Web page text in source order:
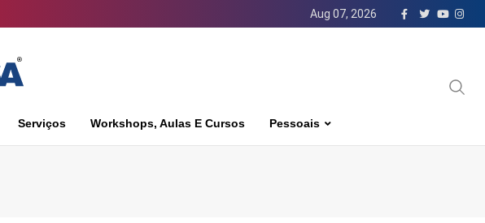
Aug 07, 2026
Serviços Workshops, Aulas E Cursos Pessoais